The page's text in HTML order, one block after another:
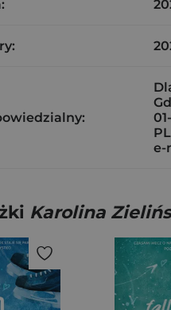
PL
e-
Karolina